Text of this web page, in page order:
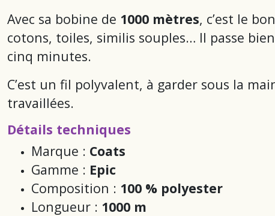
Avec sa bobine de 1000 mètres, c’est le
cotons, toiles, similis souples… Il passe
cinq minutes.
C’est un fil polyvalent, à garder sous la
travaillées.
Détails techniques
Marque : Coats
Gamme : Epic
Composition : 100 % polyester
Longueur : 1000 m